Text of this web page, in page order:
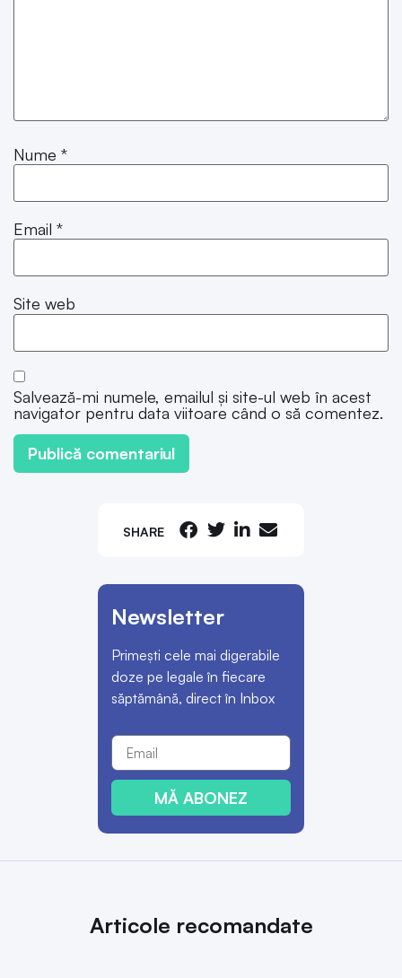
SHARE
Newsletter
Primești cele mai digerabile
doze pe legale în fiecare
săptămână, direct în Inbox
MĂ ABONEZ
Nume *
Email *
Site web
Salvează-mi numele, emailul și site-ul web în acest
navigator pentru data viitoare când o să comentez.
Articole recomandate